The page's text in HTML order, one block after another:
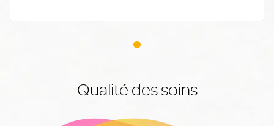
Qualité des soins